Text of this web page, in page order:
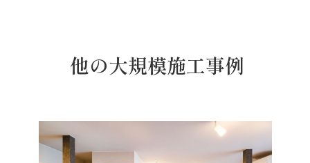
他の大規模施工事例